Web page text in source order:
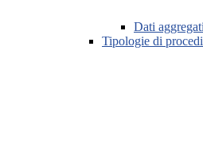
Dati
Tipologie di